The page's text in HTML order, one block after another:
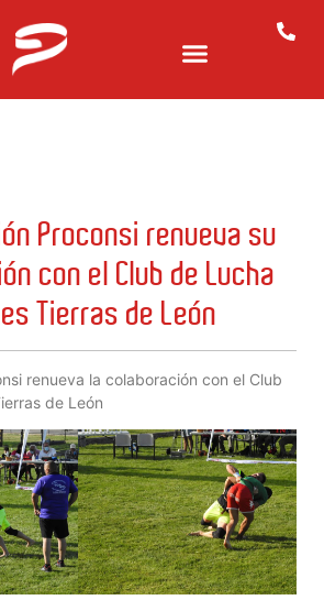
Proconsi renueva su
con el Club de Lucha
Tierras de León
renueva la colaboración con el Club
de León